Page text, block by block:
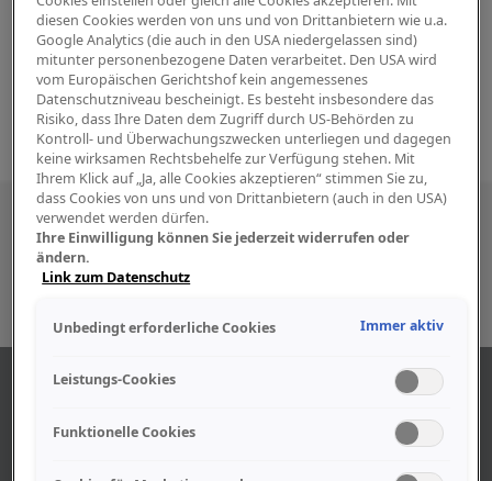
Besuchen Sie uns auch in den sozialen
Medien
diesen Cookies werden von uns und von Drittanbietern wie u.a.
Google Analytics (die auch in den USA niedergelassen sind)
mitunter personenbezogene Daten verarbeitet. Den USA wird
vom Europäischen Gerichtshof kein angemessenes
Datenschutzniveau bescheinigt. Es besteht insbesondere das
Risiko, dass Ihre Daten dem Zugriff durch US-Behörden zu
Kontroll- und Überwachungszwecken unterliegen und dagegen
keine wirksamen Rechtsbehelfe zur Verfügung stehen. Mit
Ihrem Klick auf „Ja, alle Cookies akzeptieren“ stimmen Sie zu,
dass Cookies von uns und von Drittanbietern (auch in den USA)
verwendet werden dürfen.
Ihre Einwilligung können Sie jederzeit widerrufen oder
ändern.
Link zum Datenschutz
Unbedingt erforderliche Cookies Immer aktiv
Leistungs-Cookies
Funktionelle Cookies